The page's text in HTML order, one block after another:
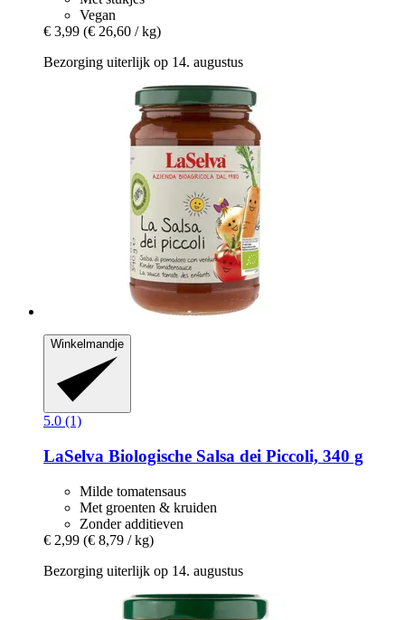
Vegan
€ 3,99 (€ 26,60 / kg)
Bezorging uiterlijk op 14. augustus
Winkelmandje
5.0 (1)
LaSelva Biologische Salsa dei Piccoli, 340 g
Milde tomatensaus
Met groenten & kruiden
Zonder additieven
€ 2,99 (€ 8,79 / kg)
Bezorging uiterlijk op 14. augustus